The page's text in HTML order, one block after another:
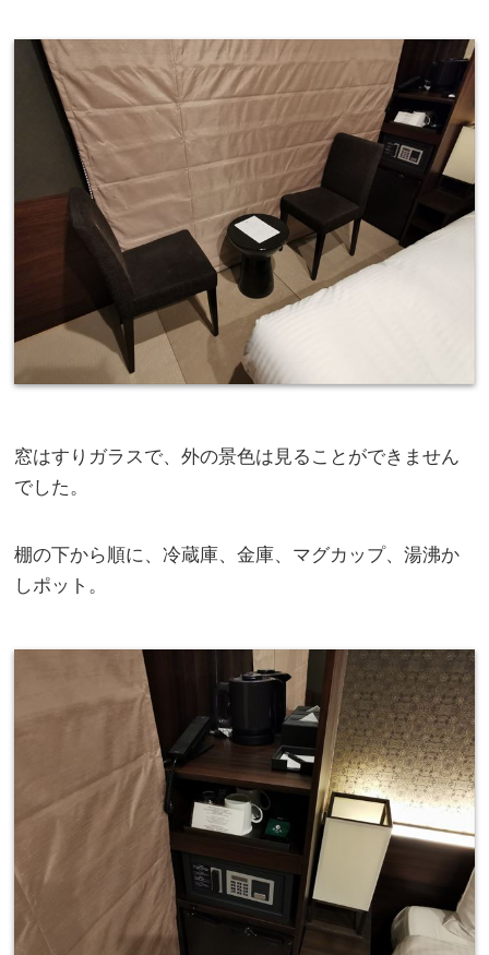
窓はすりガラスで、外の景色は見ることができません
でした。
棚の下から順に、冷蔵庫、金庫、マグカップ、湯沸か
しポット。